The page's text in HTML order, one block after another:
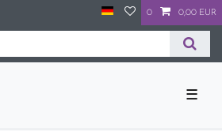
0 0,00 EUR
☰